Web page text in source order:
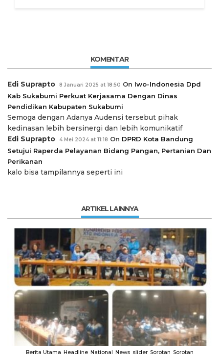
KOMENTAR
Edi Suprapto 8 Januari 2025 at 18:50 On Iwo-Indonesia Dpd
Kab Sukabumi Perkuat Kerjasama Dengan Dinas
Pendidikan Kabupaten Sukabumi
Semoga dengan Adanya Audensi tersebut pihak
kedinasan lebih bersinergi dan lebih komunikatif
Edi Suprapto
4 Mei 2024 at 11:18 On DPRD Kota Bandung
Setujui Raperda Pelayanan Bidang Pangan, Pertanian Dan
Perikanan
kalo bisa tampilannya seperti ini
ARTIKEL LAINNYA
Berita Utama Headline National News slider Sorotan Sorotan